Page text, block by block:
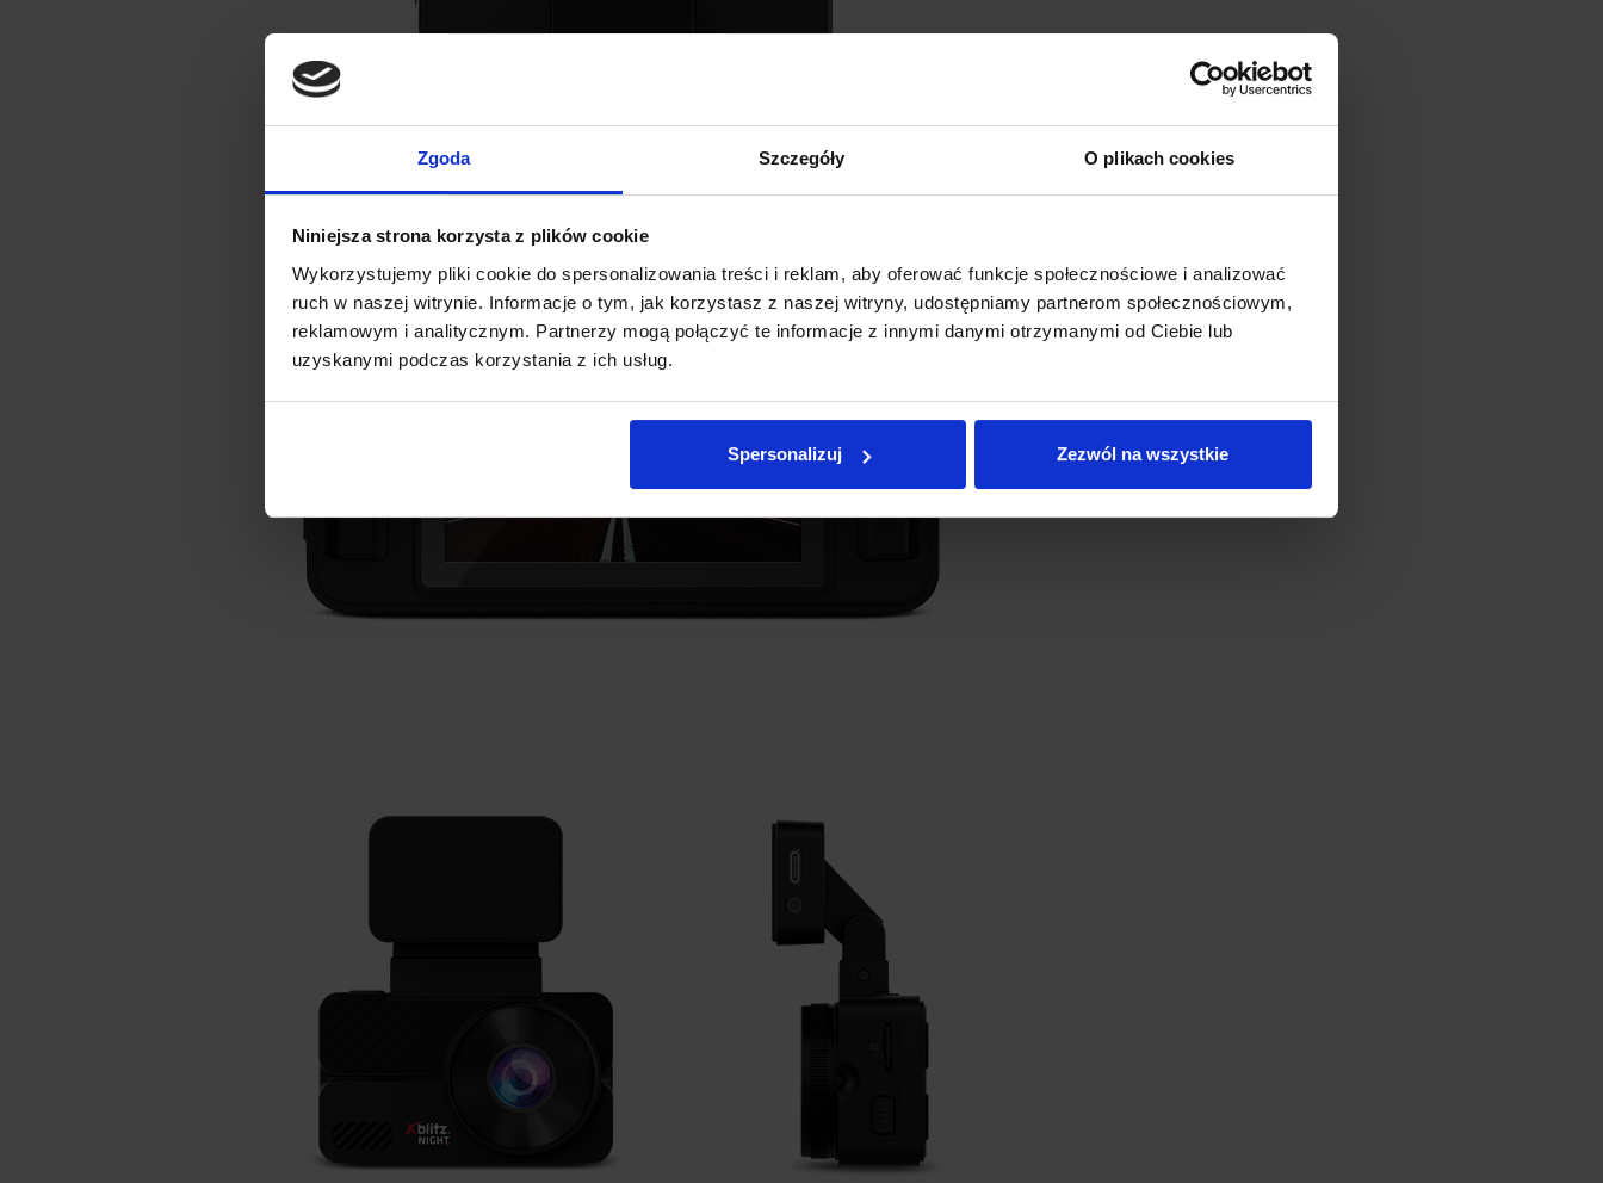
Zgoda Szczegóły O plikach cookies
Niniejsza strona korzysta z plików cookie
Wykorzystujemy pliki cookie do spersonalizowania treści i reklam, aby oferować funkcje społecznościowe i analizować
ruch w naszej witrynie. Informacje o tym, jak korzystasz z naszej witryny, udostępniamy partnerom społecznościowym,
reklamowym i analitycznym. Partnerzy mogą połączyć te informacje z innymi danymi otrzymanymi od Ciebie lub
uzyskanymi podczas korzystania z ich usług.
Spersonalizuj Zezwól na wszystkie